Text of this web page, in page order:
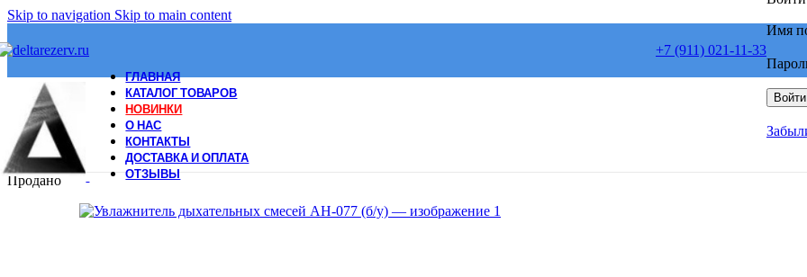
Skip to navigation Skip to main content
+7 (911) 021-11-33
Имя
Войти
ГЛАВНАЯ
КАТАЛОГ ТОВАРОВ
НОВИНКИ
О НАС
КОНТАКТЫ
ДОСТАВКА И ОПЛАТА
ОТЗЫВЫ
Продано